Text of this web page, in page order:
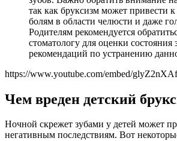
так как бруксизм может привести к
болям в области челюсти и даже
Родителям рекомендуется
стоматологу для оценки состояния
рекомендаций по устранению
https://www.youtube.com/embed/
Чем вреден детский
Ночной скрежет зубами у детей может
негативным последствиям. Вот